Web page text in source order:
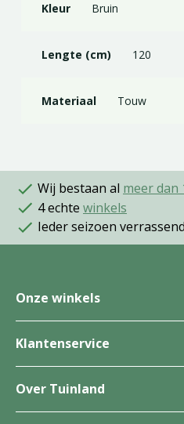
Kleur Bruin
Lengte (cm) 120
Materiaal Touw
Wij bestaan al meer dan
4 echte winkels
Ieder seizoen
Onze winkels
Klantenservice
Over Tuinland